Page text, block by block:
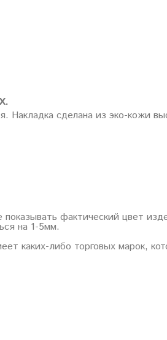
Накладка сделана из эко-кожи
фактический цвет
на 1-5мм.
каких-либо торговых марок,